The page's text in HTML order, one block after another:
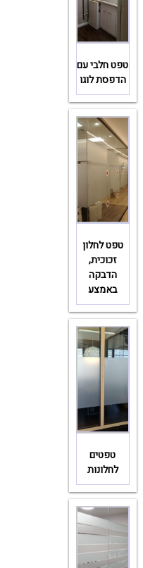
טפט חלבי עם
הדפסת לוגו
טפט לחלון
זכוכית,
הדבקה
באמצע
טפטים
לחלונות